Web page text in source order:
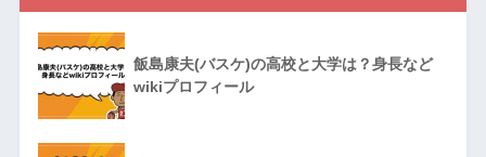
飯島康夫(バスケ)の高校と大学は？身長など
wikiプロフィール